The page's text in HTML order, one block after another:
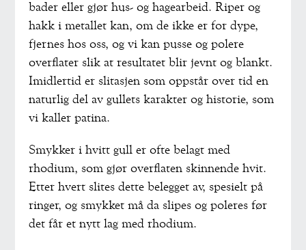
bader eller gjør hus- og hagearbeid. Riper og
hakk i metallet kan, om de ikke er for dype,
fjernes hos oss, og vi kan pusse og polere
overflater slik at resultatet blir jevnt og blankt.
Imidlertid er slitasjen som oppstår over tid en
naturlig del av gullets karakter og historie, som
vi kaller patina.
Smykker i hvitt gull er ofte belagt med
rhodium, som gjør overflaten skinnende hvit.
Etter hvert slites dette belegget av, spesielt på
ringer, og smykket må da slipes og poleres før
det får et nytt lag med rhodium.